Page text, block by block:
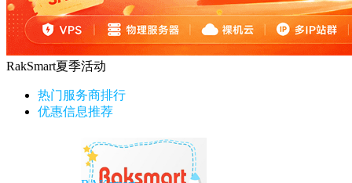
RakSmart夏季活动
热门服务商排行
优惠信息推荐